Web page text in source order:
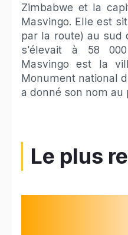
Zimbabwe et la
Masvingo. Elle est
par la route) au sud
s'élevait à 58
Masvingo est la
Monument national
a donné son nom au
Le plus